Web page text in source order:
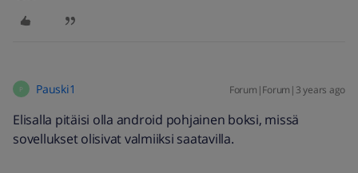
P Pauski1 Forum|Forum|3 years ago
Elisalla pitäisi olla android pohjainen boksi, missä
sovellukset olisivat valmiiksi saatavilla.